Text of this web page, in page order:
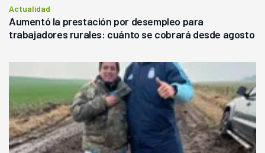
Actualidad
Aumentó la prestación por desempleo para
trabajadores rurales: cuánto se cobrará desde agosto